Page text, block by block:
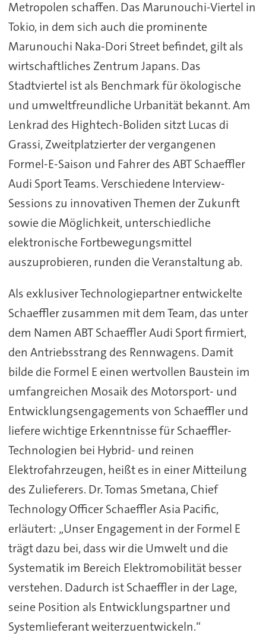
Metropolen schaffen. Das Marunouchi-Viertel in
Tokio, in dem sich auch die prominente
Marunouchi Naka-Dori Street befindet, gilt als
wirtschaftliches Zentrum Japans. Das
Stadtviertel ist als Benchmark für ökologische
und umweltfreundliche Urbanität bekannt. Am
Lenkrad des Hightech-Boliden sitzt Lucas di
Grassi, Zweitplatzierter der vergangenen
Formel-E-Saison und Fahrer des ABT Schaeffler
Audi Sport Teams. Verschiedene Interview-
Sessions zu innovativen Themen der Zukunft
sowie die Möglichkeit, unterschiedliche
elektronische Fortbewegungsmittel
auszuprobieren, runden die Veranstaltung ab.
Als exklusiver Technologiepartner entwickelte
Schaeffler zusammen mit dem Team, das unter
dem Namen ABT Schaeffler Audi Sport firmiert,
den Antriebsstrang des Rennwagens. Damit
bilde die Formel E einen wertvollen Baustein im
umfangreichen Mosaik des Motorsport- und
Entwicklungsengagements von Schaeffler und
liefere wichtige Erkenntnisse für Schaeffler-
Technologien bei Hybrid- und reinen
Elektrofahrzeugen, heißt es in einer Mitteilung
des Zulieferers. Dr. Tomas Smetana, Chief
Technology Officer Schaeffler Asia Pacific,
erläutert: „Unser Engagement in der Formel E
trägt dazu bei, dass wir die Umwelt und die
Systematik im Bereich Elektromobilität besser
verstehen. Dadurch ist Schaeffler in der Lage,
seine Position als Entwicklungspartner und
Systemlieferant weiterzuentwickeln.“